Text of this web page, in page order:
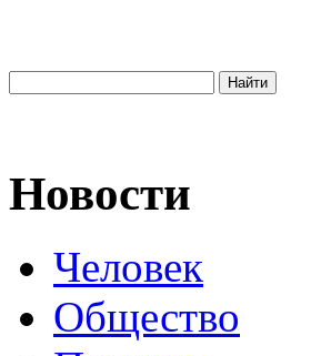
Новости
Человек
Общество